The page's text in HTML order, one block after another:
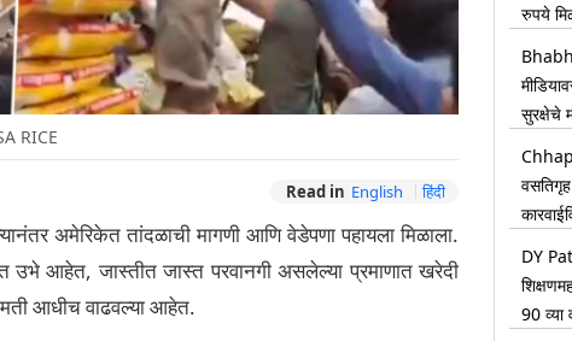
RICE
Read in English हिंदी
अमेरिकेत तांदळाची मागणी आणि वेडेपणा पहायला मिळाला.
आहेत, जास्तीत जास्त परवानगी असलेल्या प्रमाणात खरेदी
आधीच वाढवल्या आहेत.
रुपये
सुरक्षेचे
वसतिगृह
DY
90 व्या